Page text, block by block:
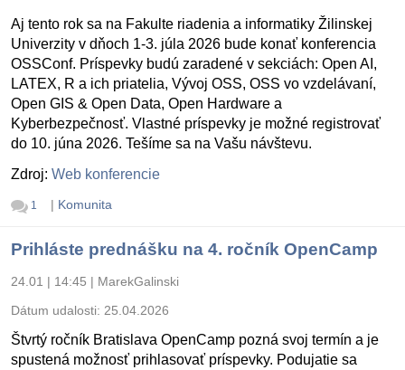
Aj tento rok sa na Fakulte riadenia a informatiky Žilinskej
Univerzity v dňoch 1-3. júla 2026 bude konať konferencia
OSSConf. Príspevky budú zaradené v sekciách: Open AI,
LATEX, R a ich priatelia, Vývoj OSS, OSS vo vzdelávaní,
Open GIS & Open Data, Open Hardware a
Kyberbezpečnosť. Vlastné príspevky je možné registrovať
do 10. júna 2026. Tešíme sa na Vašu návštevu.
Zdroj: Web konferencie
1 | Komunita
Prihláste prednášku na 4. ročník OpenCamp
24.01 | 14:45 | MarekGalinski
Dátum udalosti: 25.04.2026
Štvrtý ročník Bratislava OpenCamp pozná svoj termín a je
spustená možnosť prihlasovať príspevky. Podujatie sa